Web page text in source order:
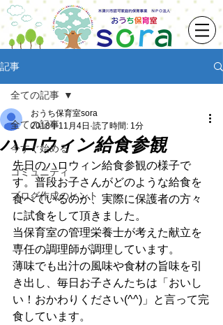
記事
全ての記事
今すぐ始める
コミュニティ
ブログ作成のヒント
全ての記事
ハロウィン給食参観
おうち保育室sora
2018年11月4日 読了時間: 1分
先日のハロウィン給食参観の様子で
す。普段お子さんがどのような給食を
食べているのか、実際に保護者の方々
に試食をして頂きました。
当保育室の管理栄養士が考えた献立を
専任の調理師が調理しています。
薄味でも出汁の風味や食材の旨味を引
き出し、毎日お子さんたちは「おいし
い！おかわりください(^^)」と言って完
食しています。